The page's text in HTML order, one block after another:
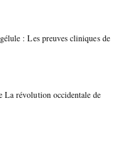
: Les preuves cliniques de
La révolution occidentale de